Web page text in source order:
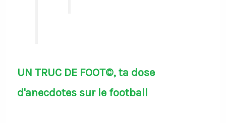
UN TRUC DE FOOT©, ta dose
d'anecdotes sur le football